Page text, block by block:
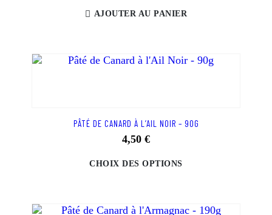
AJOUTER AU PANIER
PÂTÉ DE CANARD À L’AIL NOIR – 90G
4,50 €
CHOIX DES OPTIONS